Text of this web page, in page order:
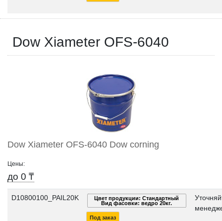
Dow Xiameter OFS-6040
Dow Xiameter OFS-6040 Dow corning
Цены:
до 0 ₸
D10800100_PAIL20K
Цвет продукции: Стандартный
Вид фасовки: ведро 20кг.
Под заказ